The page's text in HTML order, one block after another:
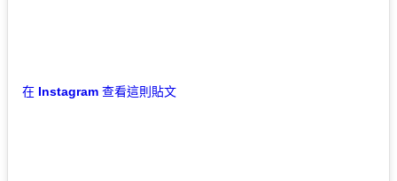
在 Instagram 查看這則貼文